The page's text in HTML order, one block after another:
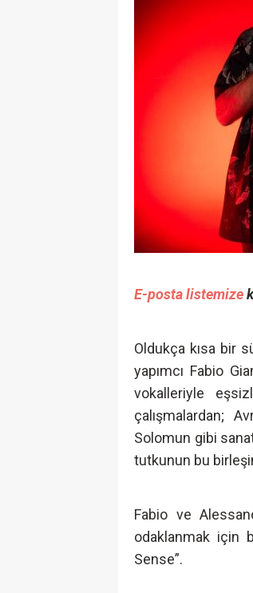
E-posta listemize
Oldukça kısa bir
yapımcı Fabio
vokalleriyle
çalışmalardan;
Solomun gibi
tutkunun bu
Fabio ve
odaklanmak için
Sense”.